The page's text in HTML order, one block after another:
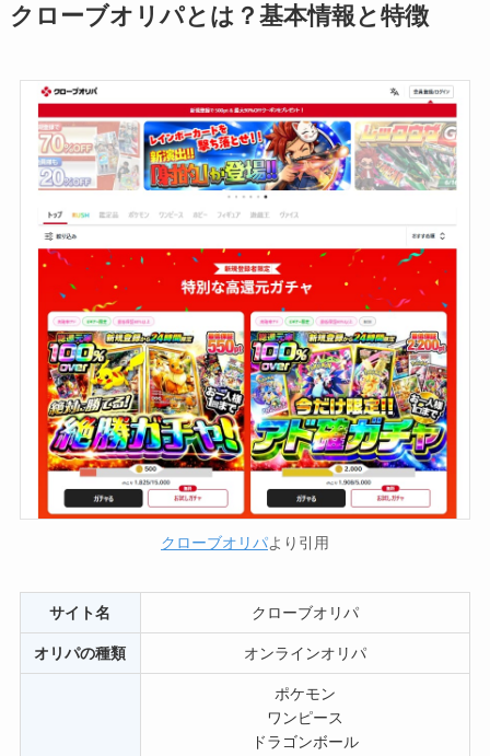
クローブオリパとは？基本情報と特徴
クローブオリパより引用
サイト名 クローブオリパ
オリパの種類 オンラインオリパ
ポケモン
ワンピース
ドラゴンボール